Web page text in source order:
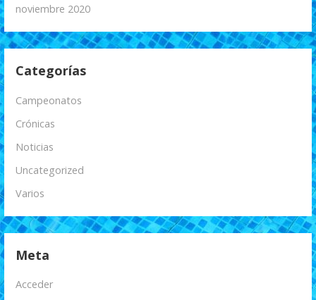
noviembre 2020
Categorías
Campeonatos
Crónicas
Noticias
Uncategorized
Varios
Meta
Acceder